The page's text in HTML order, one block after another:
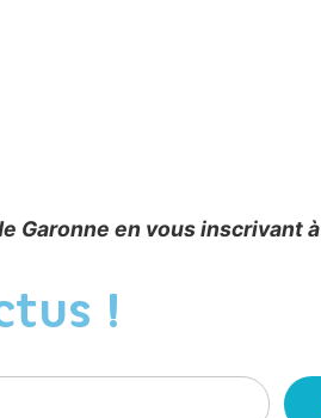
Garonne en vous inscrivant à
!